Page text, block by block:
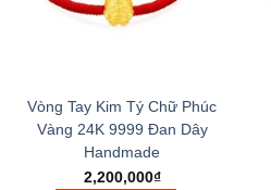
Vòng Tay Kim Tý Chữ Phúc
Vàng 24K 9999 Đan Dây
Handmade
2,200,000₫